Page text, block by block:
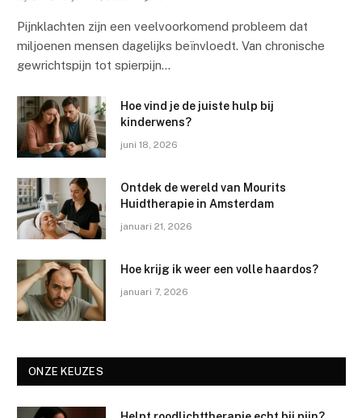
Pijnklachten zijn een veelvoorkomend probleem dat
miljoenen mensen dagelijks beïnvloedt. Van chronische
gewrichtspijn tot spierpijn…
Hoe vind je de juiste hulp bij
kinderwens?
juni 18, 2026
Ontdek de wereld van Mourits
Huidtherapie in Amsterdam
januari 21, 2026
Hoe krijg ik weer een volle haardos?
januari 7, 2026
ONZE KEUZES